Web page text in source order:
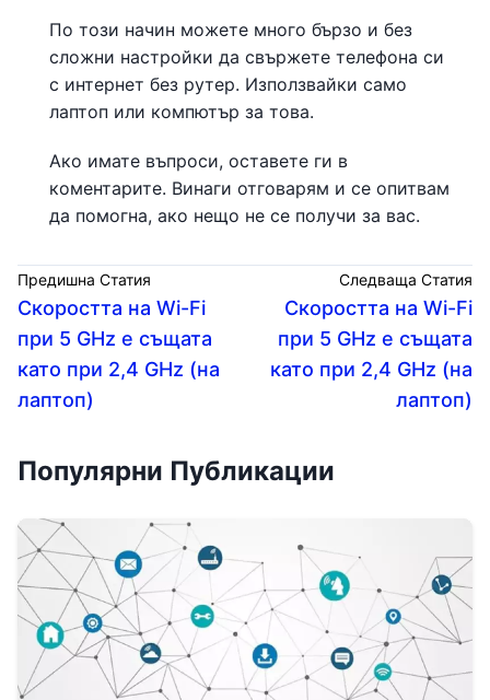
По този начин можете много бързо и без
сложни настройки да свържете телефона си
с интернет без рутер. Използвайки само
лаптоп или компютър за това.
Ако имате въпроси, оставете ги в
коментарите. Винаги отговарям и се опитвам
да помогна, ако нещо не се получи за вас.
Предишна Статия
Скоростта на Wi-Fi
при 5 GHz е същата
като при 2,4 GHz (на
лаптоп)
Следваща Статия
Скоростта на Wi-Fi
при 5 GHz е същата
като при 2,4 GHz (на
лаптоп)
Популярни Публикации